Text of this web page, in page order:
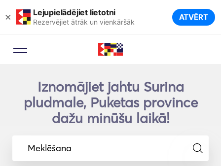
× Lejupielādējiet lietotni
Rezervējiet ātrāk un vienkāršāk ATVĒRT
Iznomājiet jahtu Surina
pludmale, Puketas province
dažu minūšu laikā!
Meklēšana